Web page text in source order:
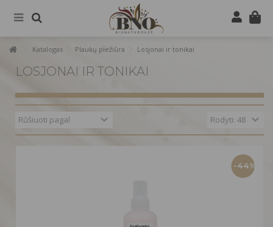
Katalogas Plaukų piežiūra Losjonai ir tonikai
LOSJONAI IR TONIKAI
-44%